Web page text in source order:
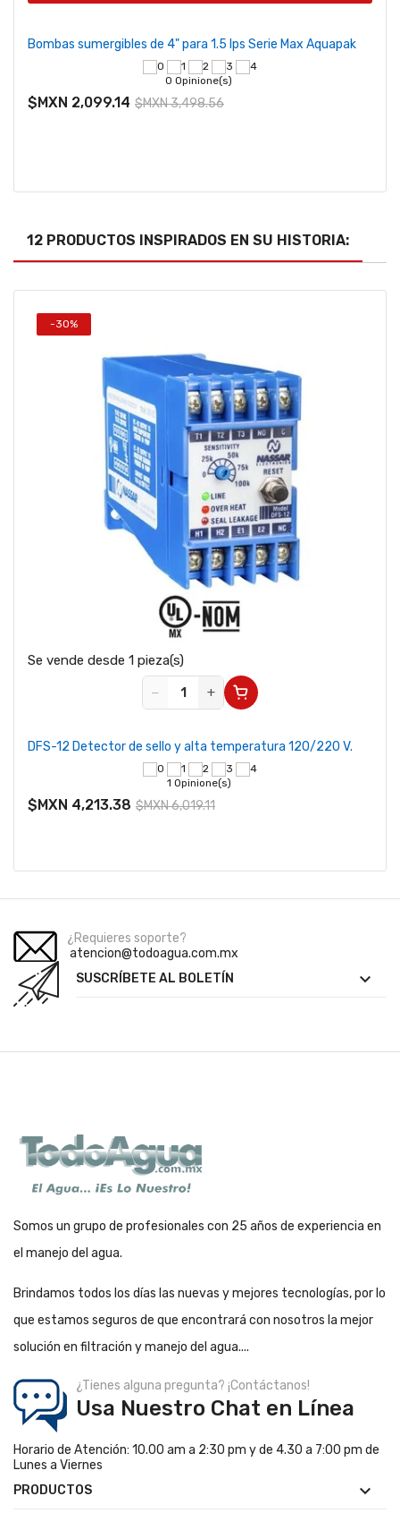
Bombas sumergibles de 4" para 1.5 lps Serie Max Aquapak
0 Opinione(s)
$MXN 2,099.14 $MXN 3,498.56
12 PRODUCTOS INSPIRADOS EN SU HISTORIA:
-30%
Se vende desde 1 pieza(s)
−
+
DFS-12 Detector de sello y alta temperatura 120/220 V.
1 Opinione(s)
$MXN 4,213.38 $MXN 6,019.11
¿Requieres soporte?
atencion@todoagua.com.mx
SUSCRÍBETE AL BOLETÍN

Somos un grupo de profesionales con 25 años de experiencia en
el manejo del agua.
Brindamos todos los días las nuevas y mejores tecnologías, por lo
que estamos seguros de que encontrará con nosotros la mejor
solución en filtración y manejo del agua....
¿Tienes alguna pregunta? ¡Contáctanos!
Usa Nuestro Chat en Línea
Horario de Atención: 10.00 am a 2:30 pm y de 4.30 a 7:00 pm de
Lunes a Viernes
PRODUCTOS
